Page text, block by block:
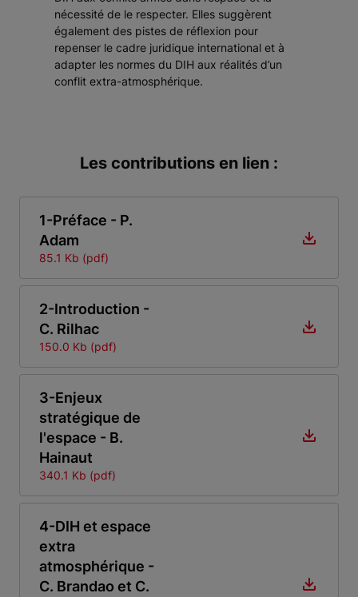
nécessité de le respecter. Elles suggèrent
également des pistes de réflexion pour
repenser le cadre juridique international et à
adapter les normes du DIH aux réalités d’un
conflit extra-atmosphérique.
Les contributions en lien :
1-Préface - P.
Adam
85.1 Kb (pdf)
2-Introduction -
C. Rilhac
150.0 Kb (pdf)
3-Enjeux
stratégique de
l'espace - B.
Hainaut
340.1 Kb (pdf)
4-DIH et espace
extra
atmosphérique -
C. Brandao et C.